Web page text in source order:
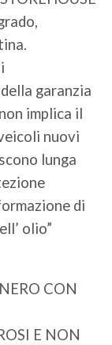
garanzia
implica il
nuovi
lunga
di
olio”
CON
E NON